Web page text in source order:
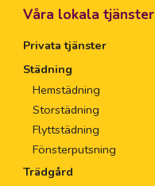
Våra lokala tjänster
Privata tjänster
Städning
Hemstädning
Storstädning
Flyttstädning
Fönsterputsning
Trädgård